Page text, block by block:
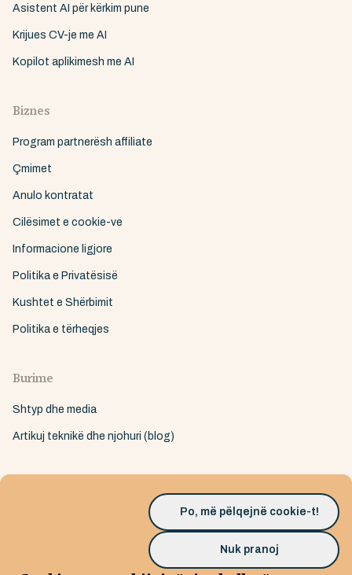
Asistent AI për kërkim pune
Krijues CV-je me AI
Kopilot aplikimesh me AI
Biznes
Program partnerësh affiliate
Çmimet
Anulo kontratat
Cilësimet e cookie-ve
Informacione ligjore
Politika e Privatësisë
Kushtet e Shërbimit
Politika e tërheqjes
Burime
Shtyp dhe media
Artikuj teknikë dhe njohuri (blog)
© 2026 Huunt GmbH
Po, më pëlqejnë cookie-t!
Nuk pranoj